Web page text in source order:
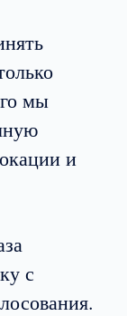
мы
и
с